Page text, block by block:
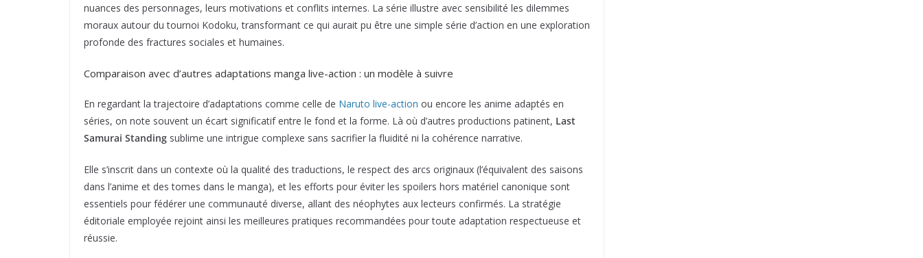
nuances des personnages, leurs motivations et conflits internes. La série illustre avec sensibilité les dilemmes
moraux autour du tournoi Kodoku, transformant ce qui aurait pu être une simple série d’action en une exploration
profonde des fractures sociales et humaines.
Comparaison avec d’autres adaptations manga live-action : un modèle à suivre
En regardant la trajectoire d’adaptations comme celle de Naruto live-action ou encore les anime adaptés en
séries, on note souvent un écart significatif entre le fond et la forme. Là où d’autres productions patinent, Last
Samurai Standing sublime une intrigue complexe sans sacrifier la fluidité ni la cohérence narrative.
Elle s’inscrit dans un contexte où la qualité des traductions, le respect des arcs originaux (l’équivalent des saisons
dans l’anime et des tomes dans le manga), et les efforts pour éviter les spoilers hors matériel canonique sont
essentiels pour fédérer une communauté diverse, allant des néophytes aux lecteurs confirmés. La stratégie
éditoriale employée rejoint ainsi les meilleures pratiques recommandées pour toute adaptation respectueuse et
réussie.